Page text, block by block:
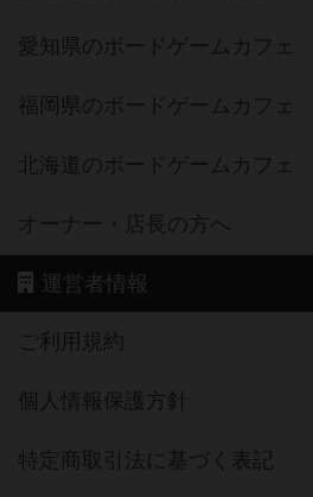
愛知県のボードゲームカフェ
福岡県のボードゲームカフェ
北海道のボードゲームカフェ
オーナー・店長の方へ
運営者情報
ご利用規約
個人情報保護方針
特定商取引法に基づく表記